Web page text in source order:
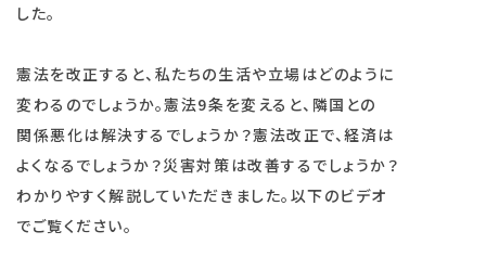
した。
憲法を改正すると、私たちの生活や立場はどのように
変わるのでしょうか。憲法9条を変えると、隣国との
関係悪化は解決するでしょうか？憲法改正で、経済は
よくなるでしょうか？災害対策は改善するでしょうか？
わかりやすく解説していただきました。以下のビデオ
でご覧ください。